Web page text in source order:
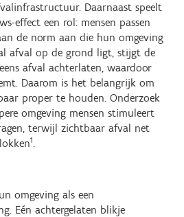
Daarnaast speelt
effect een rol: mensen passen
de norm aan die hun omgeving
afval op de grond ligt, stijgt de
afval achterlaten, waardoor
Daarom is het belangrijk om
proper te houden. Onderzoek
omgeving mensen stimuleert
terwijl zichtbaar afval net
1
omgeving als een
Eén achtergelaten blikje